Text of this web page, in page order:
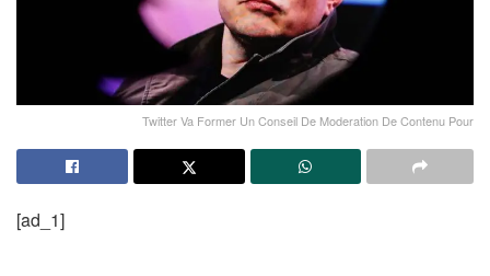
Twitter Va Former Un Conseil De Moderation De Contenu Pour
[ad_1]